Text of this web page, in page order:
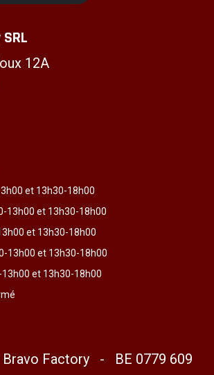
12A
et 13h30-18h00
13h00 et 13h30-18h00
et 13h30-18h00
13h00 et 13h30-18h00
et 13h30-18h00
Bravo Factory - BE 0779 609